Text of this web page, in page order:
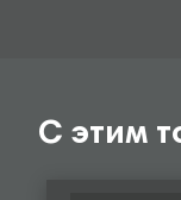
С этим